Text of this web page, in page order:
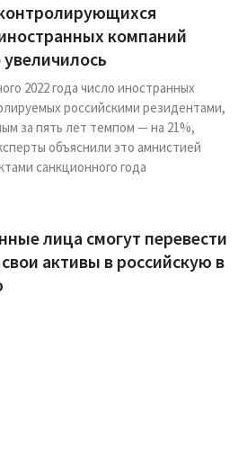
компаний
2022 года число иностранных
российскими резидентами,
за пять лет темпом — на 21%,
объяснили это амнистией
санкционного года
лица смогут перевести
активы в российскую в